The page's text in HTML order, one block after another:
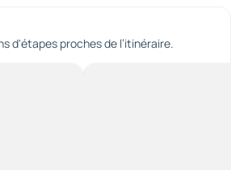
d'étapes proches de l’itinéraire.